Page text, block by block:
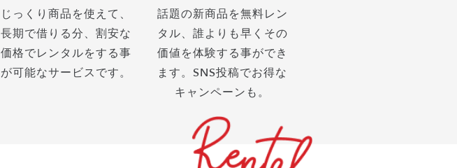
じっくり商品を使えて、
長期で借りる分、割安な
価格でレンタルをする事
が可能なサービスです。
話題の新商品を無料レン
タル、誰よりも早くその
価値を体験する事ができ
ます。SNS投稿でお得な
キャンペーンも。